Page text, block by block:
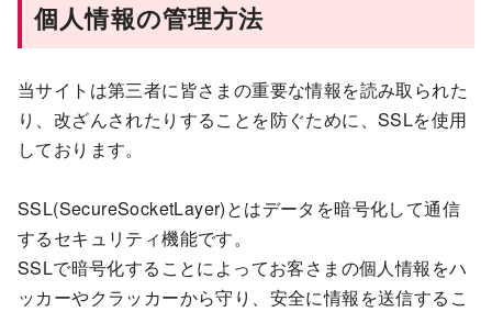
個人情報の管理方法
当サイトは第三者に皆さまの重要な情報を読み取られた
り、改ざんされたりすることを防ぐために、SSLを使用
しております。
SSL(SecureSocketLayer)とはデータを暗号化して通信
するセキュリティ機能です。
SSLで暗号化することによってお客さまの個人情報をハ
ッカーやクラッカーから守り、安全に情報を送信するこ